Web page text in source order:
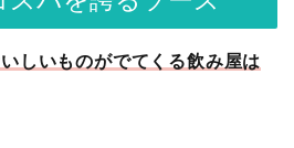
しいものがでてくる飲み屋は